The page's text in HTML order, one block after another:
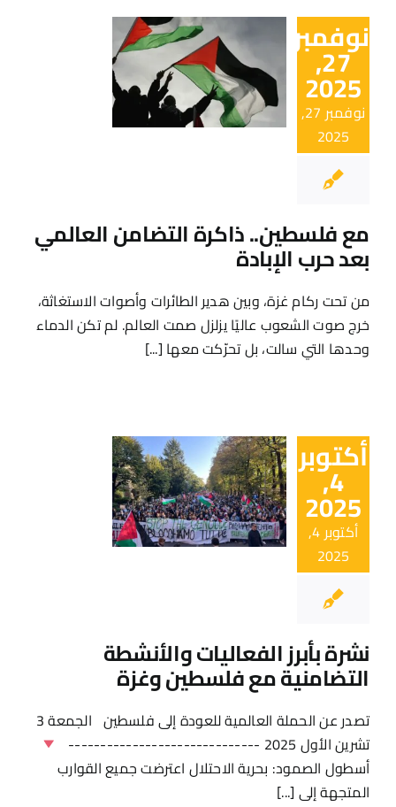
نوفمبر
27,
2025نوفمبر 27,
2025
ذاكرة التضامن
العالمي بعد
حرب الإبادة
مع فلسطين.. ذاكرة التضامن العالمي
بعد حرب الإبادة
من تحت ركام غزة، وبين هدير الطائرات وأصوات الاستغاثة،
خرج صوت الشعوب عاليًا يزلزل صمت العالم. لم تكن الدماء
وحدها التي سالت، بل تحرّكت معها [...]
أكتوبر
4,
2025
أكتوبر 4,
2025
الفعاليات
والأنشطة
التضامنية مع
فلسطين وغزة
فعاليات
نشرة بأبرز الفعاليات والأنشطة
التضامنية مع فلسطين وغزة
تصدر عن الحملة العالمية للعودة إلى فلسطين الجمعة 3
تشرين الأول 2025 ------------------------------
أسطول الصمود: بحرية الاحتلال اعترضت جميع القوارب
المتجهة إلى [...]